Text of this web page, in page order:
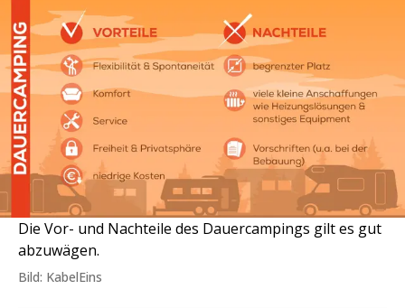
Die Vor- und Nachteile des Dauercampings gilt es gut
abzuwägen.
Bild: KabelEins